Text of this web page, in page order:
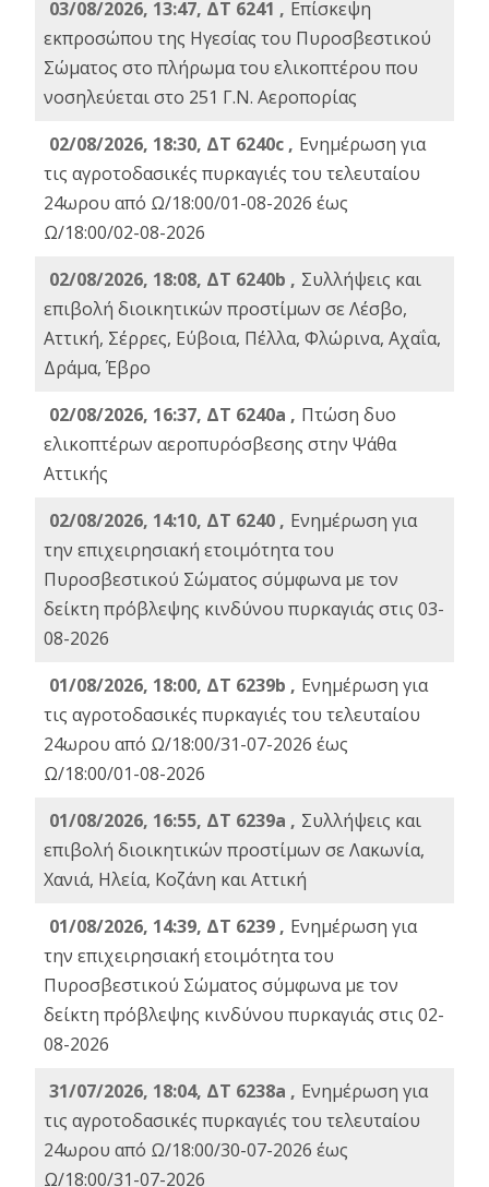
03/08/2026, 13:47, ΔΤ 6241 , Επίσκεψη
εκπροσώπου της Ηγεσίας του Πυροσβεστικού
Σώματος στο πλήρωμα του ελικοπτέρου που
νοσηλεύεται στο 251 Γ.Ν. Αεροπορίας
02/08/2026, 18:30, ΔΤ 6240c , Ενημέρωση για
τις αγροτοδασικές πυρκαγιές του τελευταίου
24ωρου από Ω/18:00/01-08-2026 έως
Ω/18:00/02-08-2026
02/08/2026, 18:08, ΔΤ 6240b , Συλλήψεις και
επιβολή διοικητικών προστίμων σε Λέσβο,
Αττική, Σέρρες, Εύβοια, Πέλλα, Φλώρινα, Αχαΐα,
Δράμα, Έβρο
02/08/2026, 16:37, ΔΤ 6240a , Πτώση δυο
ελικοπτέρων αεροπυρόσβεσης στην Ψάθα
Αττικής
02/08/2026, 14:10, ΔΤ 6240 , Ενημέρωση για
την επιχειρησιακή ετοιμότητα του
Πυροσβεστικού Σώματος σύμφωνα με τον
δείκτη πρόβλεψης κινδύνου πυρκαγιάς στις 03-
08-2026
01/08/2026, 18:00, ΔΤ 6239b , Ενημέρωση για
τις αγροτοδασικές πυρκαγιές του τελευταίου
24ωρου από Ω/18:00/31-07-2026 έως
Ω/18:00/01-08-2026
01/08/2026, 16:55, ΔΤ 6239a , Συλλήψεις και
επιβολή διοικητικών προστίμων σε Λακωνία,
Χανιά, Ηλεία, Κοζάνη και Αττική
01/08/2026, 14:39, ΔΤ 6239 , Ενημέρωση για
την επιχειρησιακή ετοιμότητα του
Πυροσβεστικού Σώματος σύμφωνα με τον
δείκτη πρόβλεψης κινδύνου πυρκαγιάς στις 02-
08-2026
31/07/2026, 18:04, ΔΤ 6238a , Ενημέρωση για
τις αγροτοδασικές πυρκαγιές του τελευταίου
24ωρου από Ω/18:00/30-07-2026 έως
Ω/18:00/31-07-2026